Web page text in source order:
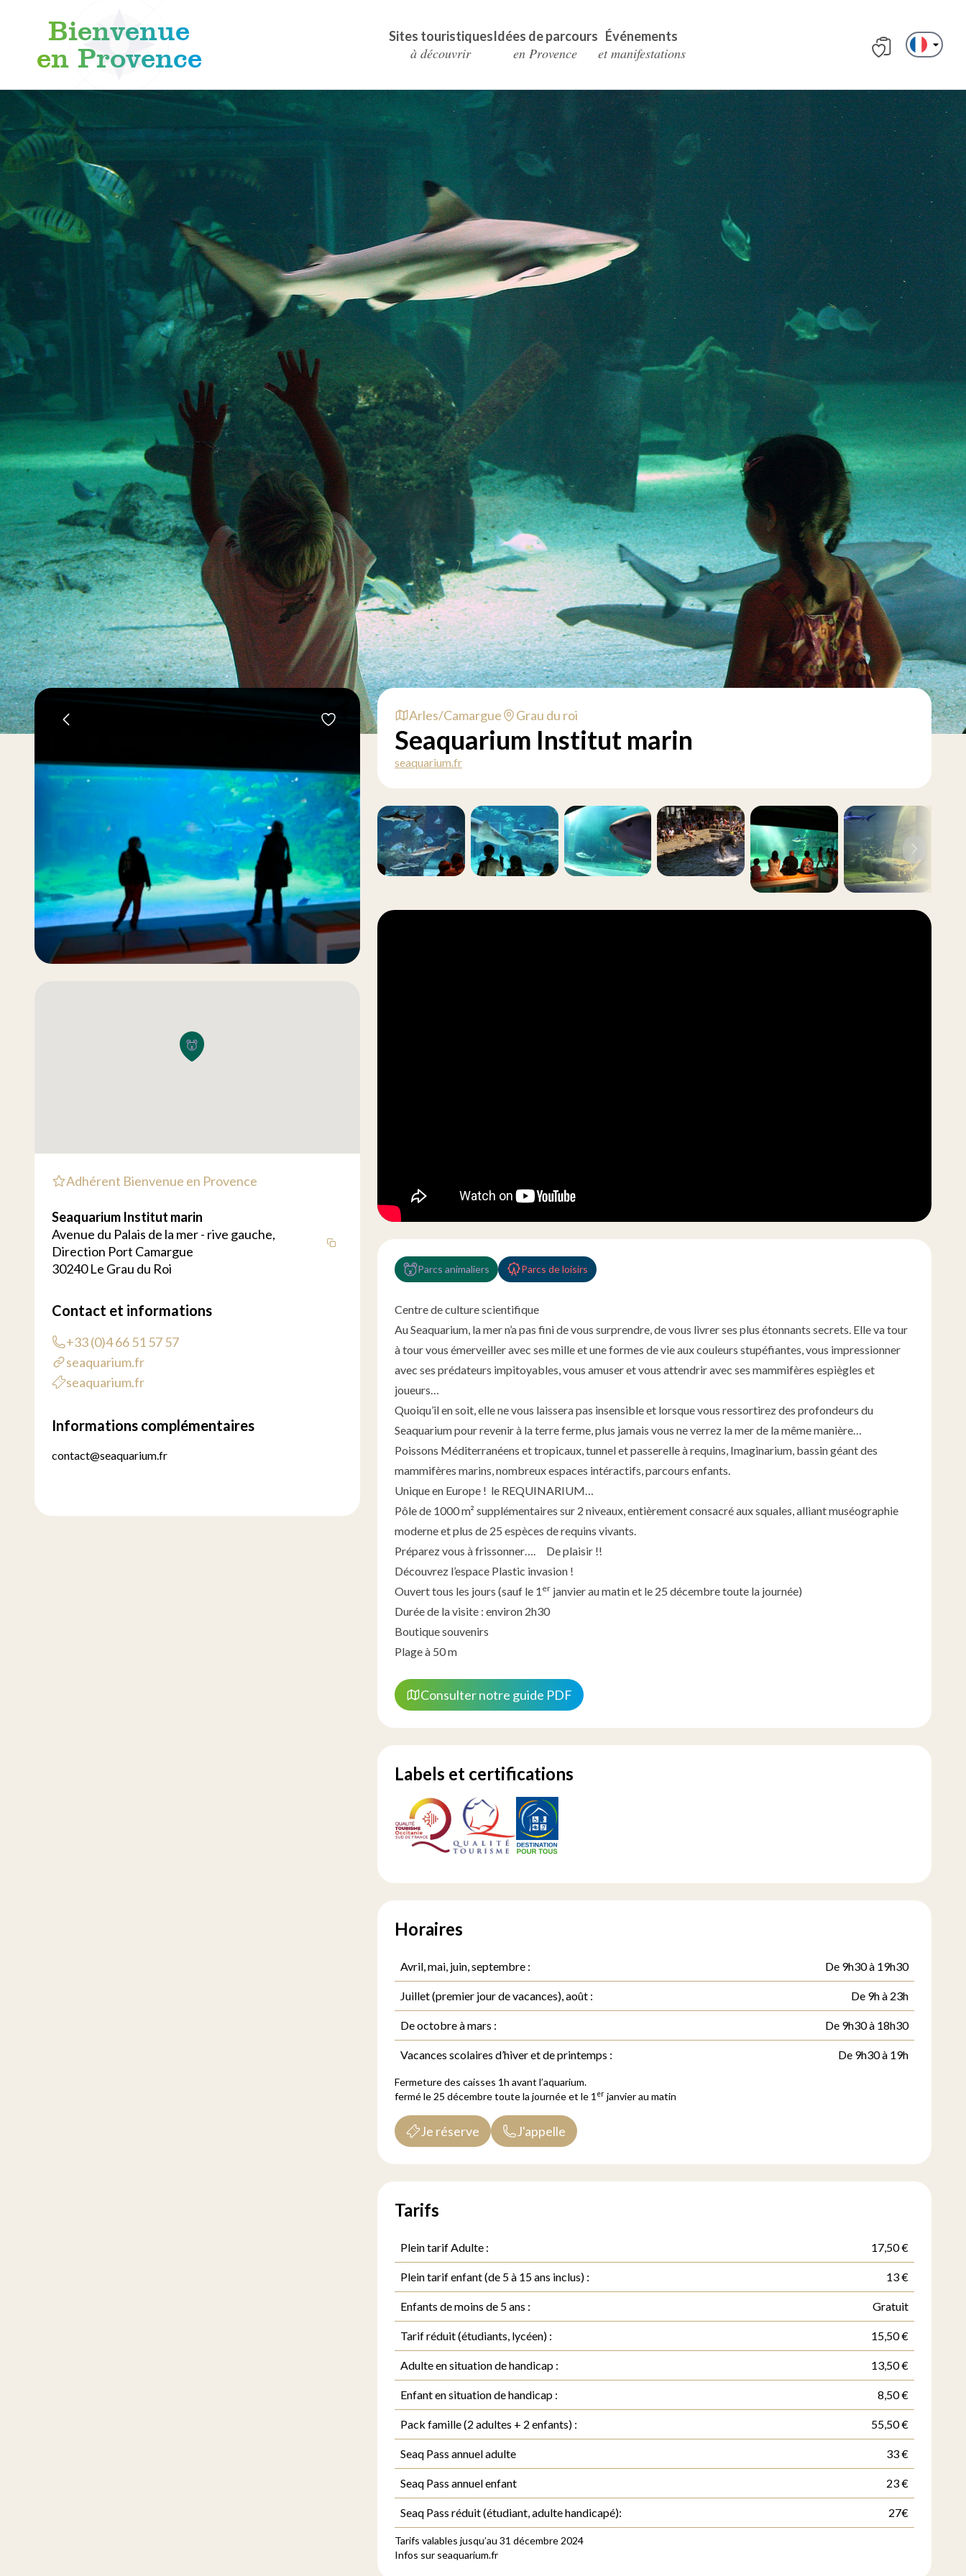
Aller au contenu
Bienvenue
en Provence
Sites touristiques
à découvrir
Idées de parcours
en Provence
Événements
et manifestations
Arles/Camargue Grau du roi
Seaquarium Institut marin
seaquarium.fr
Adhérent Bienvenue en Provence
Seaquarium Institut marin
Avenue du Palais de la mer - rive gauche,
Direction Port Camargue
30240 Le Grau du Roi
Contact et informations
+33 (0)4 66 51 57 57
seaquarium.fr
seaquarium.fr
Informations complémentaires
contact@seaquarium.fr
Parcs animaliers Parcs de loisirs
Centre de culture scientifique
Au Seaquarium, la mer n’a pas fini de vous surprendre, de vous livrer ses plus étonnants secrets. Elle va tour
à tour vous émerveiller avec ses mille et une formes de vie aux couleurs stupéfiantes, vous impressionner
avec ses prédateurs impitoyables, vous amuser et vous attendrir avec ses mammifères espiègles et
joueurs…
Quoiqu’il en soit, elle ne vous laissera pas insensible et lorsque vous ressortirez des profondeurs du
Seaquarium pour revenir à la terre ferme, plus jamais vous ne verrez la mer de la même manière…
Poissons Méditerranéens et tropicaux, tunnel et passerelle à requins, Imaginarium, bassin géant des
mammifères marins, nombreux espaces intéractifs, parcours enfants.
Unique en Europe ! le REQUINARIUM…
Pôle de 1000 m² supplémentaires sur 2 niveaux, entièrement consacré aux squales, alliant muséographie
moderne et plus de 25 espèces de requins vivants.
Préparez vous à frissonner…. De plaisir !!
Découvrez l’espace Plastic invasion !
Ouvert tous les jours (sauf le 1 er janvier au matin et le 25 décembre toute la journée)
Durée de la visite : environ 2h30
Boutique souvenirs
Plage à 50 m
Consulter notre guide PDF
Labels et certifications
Horaires
Avril, mai, juin, septembre : De 9h30 à 19h30
Juillet (premier jour de vacances), août : De 9h à 23h
De octobre à mars : De 9h30 à 18h30
Vacances scolaires d’hiver et de printemps : De 9h30 à 19h
Fermeture des caisses 1h avant l’aquarium.
fermé le 25 décembre toute la journée et le 1 er janvier au matin
Je réserve J'appelle
Tarifs
Plein tarif Adulte : 17,50 €
Plein tarif enfant (de 5 à 15 ans inclus) : 13 €
Enfants de moins de 5 ans : Gratuit
Tarif réduit (étudiants, lycéen) : 15,50 €
Adulte en situation de handicap : 13,50 €
Enfant en situation de handicap : 8,50 €
Pack famille (2 adultes + 2 enfants) : 55,50 €
Seaq Pass annuel adulte 33 €
Seaq Pass annuel enfant 23 €
Seaq Pass réduit (étudiant, adulte handicapé): 27€
Tarifs valables jusqu’au 31 décembre 2024
Infos sur seaquarium.fr